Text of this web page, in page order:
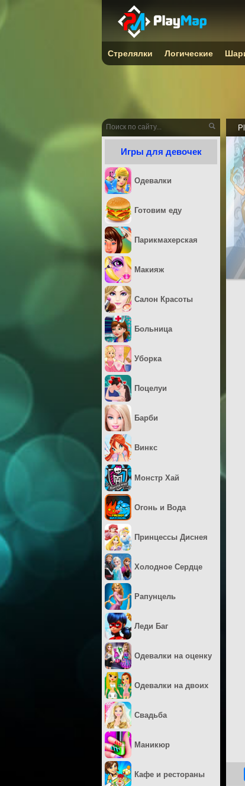
Игры для девочек
Одевалки
Готовим еду
Парикмахерская
Макияж
Салон Красоты
Больница
Уборка
Поцелуи
Барби
Винкс
Монстр Хай
Огонь и Вода
Принцессы Диснея
Холодное Сердце
Рапунцель
Леди Баг
Одевалки на оценку
Одевалки на двоих
Свадьба
Маникюр
Кафе и рестораны
Стрелялки Логические